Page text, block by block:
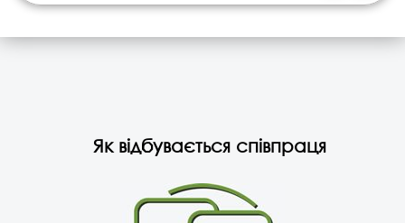
Як відбувається співпраця